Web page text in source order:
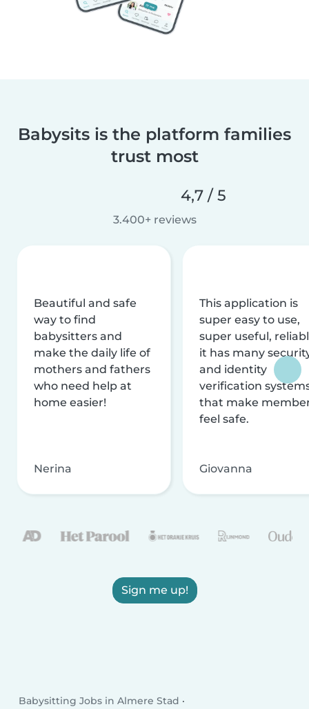
Babysits is the platform families
trust most
4,7 / 5
3.400+ reviews
Beautiful and safe
way to find
babysitters and
make the daily life of
mothers and fathers
who need help at
home easier!
Nerina
This application is
super easy to use,
super useful,
it has many
and identity
verification
that make
feel safe.
Giovanna
Sign me up!
Babysitting Jobs in Almere Stad